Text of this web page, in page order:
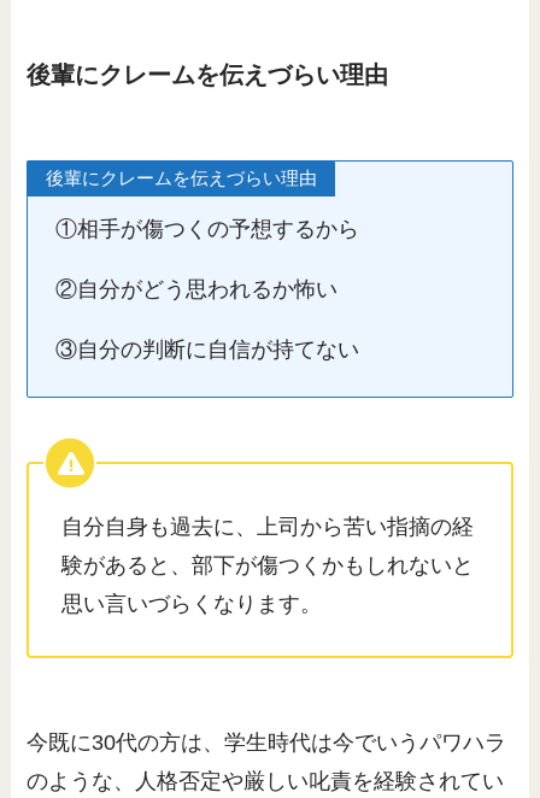
後輩にクレームを伝えづらい理由
後輩にクレームを伝えづらい理由
①相手が傷つくの予想するから
②自分がどう思われるか怖い
③自分の判断に自信が持てない
自分自身も過去に、上司から苦い指摘の経
験があると、部下が傷つくかもしれないと
思い言いづらくなります。
今既に30代の方は、学生時代は今でいうパワハラ
のような、人格否定や厳しい叱責を経験されてい